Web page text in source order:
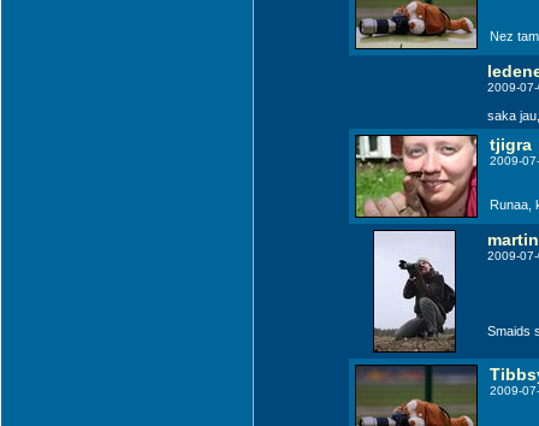
Nez
2009-
saka
tjigra
2009-
Runaa,
2009-
Smaids
2009-